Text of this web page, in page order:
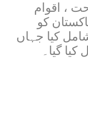
، اقوام
کو
کیا جہاں
گیا۔